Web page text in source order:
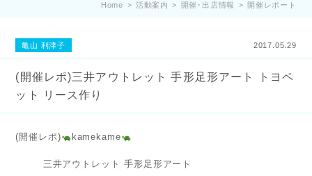
Home > 活動案内 > 開催･出店情報 > 開催レポート
亀山 利津子 2017.05.29
(開催レポ)三井アウトレット 手形足形アート トヨペ
ット リース作り
(開催レポ) kamekame
三井アウトレット 手形足形アート